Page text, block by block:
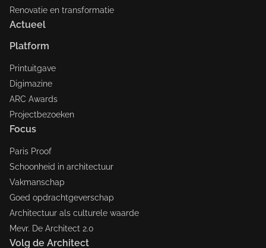
Renovatie en transformatie
Actueel
Platform
Printuitgave
Digimazine
ARC Awards
Projectbezoeken
Focus
Paris Proof
Schoonheid in architectuur
Vakmanschap
Goed opdrachtgeverschap
Architectuur als culturele waarde
Mevr. De Architect 2.0
Volg de Architect